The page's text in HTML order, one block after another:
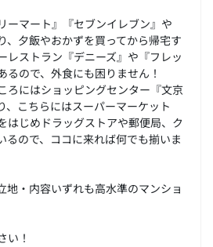
ーマート』『セブンイレブン』や
、夕飯やおかずを買ってから帰宅す
ストラン『デニーズ』や『フレッ
るので、外食にも困りません！
ろにはショッピングセンター『文京
、こちらにはスーパーマーケット
はじめドラッグストアや郵便局、ク
るので、ココに来れば何でも揃いま
地・内容いずれも高水準のマンショ
い！